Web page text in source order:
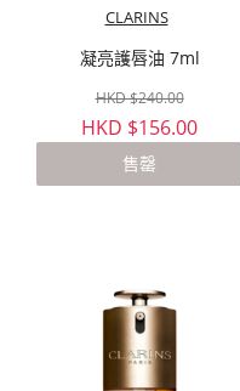
CLARINS
凝亮護唇油 7ml
HKD $240.00
HKD $156.00
售罄